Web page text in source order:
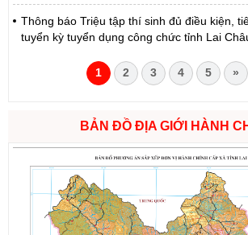
Thông báo Triệu tập thí sinh đủ điều kiện,
tuyển kỳ tuyển dụng công chức tỉnh Lai
1 2 3 4 5 »
BẢN ĐỒ ĐỊA GIỚI HÀNH